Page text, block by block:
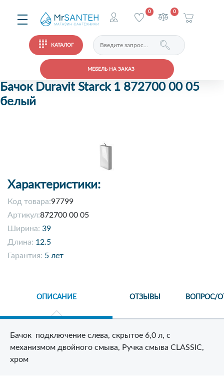
КАТАЛОГ
МЕБЕЛЬ НА ЗАКАЗ
0 0
Бачок Duravit Starck 1 872700 00 05
белый
Характеристики:
Код товара:97799
Артикул:872700 00 05
Ширина: 39
Длина: 12.5
Гарантия: 5 лет
ОПИСАНИЕ ОТЗЫВЫ ВОПРОС/
Бачок подключение слева, скрытое 6,0 л, с
механизмом двойного смыва, Ручка смыва CLASSIC,
хром